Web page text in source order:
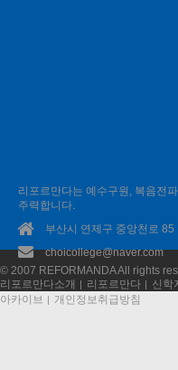
리포르만다는 예수구원, 복음전
주력합니다.
부산시 연제구 중앙천로 85
choicollege@naver.com
© 2007 REFORMANDA All rights
리포르만다소개
리포르만다 신학
아카이브
개인정보취급방침